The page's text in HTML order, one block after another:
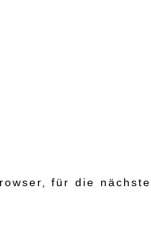
für die nächste